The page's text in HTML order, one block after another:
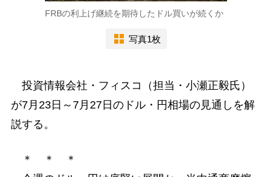
FRBの利上げ継続を期待したドル買いが続くか
写真1枚
投資情報会社・フィスコ（担当・小瀬正毅氏）
が7月23日～7月27日のドル・円相場の見通しを解
説する。
＊ ＊ ＊